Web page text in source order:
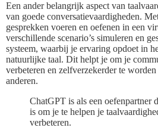
Een ander belangrijk aspect van
van goede conversatievaardigheden.
gesprekken voeren en oefenen in een
verschillende scenario’s simuleren en
systeem, waarbij je ervaring opdoet in
natuurlijke taal. Dit helpt je om je
verbeteren en zelfverzekerder te
anderen.
ChatGPT is als een oefenpartner
is om je te helpen je
verbeteren.